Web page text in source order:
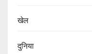
खेल
दुनिया